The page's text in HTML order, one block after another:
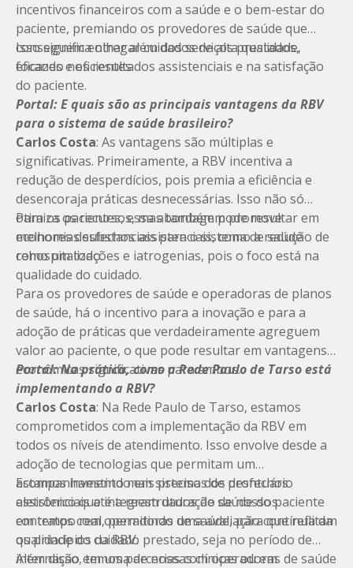
incentivos financeiros com a saúde e o bem-estar do
paciente, premiando os provedores de saúde que
conseguem entregar cuidados de alta qualidade,
eficazes e eficientes.
Isso significa olhar além dos serviços prestados,
focando nos resultados assistenciais e na satisfação
do paciente.
Portal: E quais são as principais vantagens da RBV
para o sistema de saúde brasileiro?
Carlos Costa: As vantagens são múltiplas e
significativas. Primeiramente, a RBV incentiva a
redução de desperdícios, pois premia a eficiência e
desencoraja práticas desnecessárias. Isso não só
otimiza os recursos, mas também pode resultar em
economias substanciais para o sistema de saúde
como um todo.
Para os pacientes, essa abordagem promove
melhores desfechos assistenciais, como a redução de
rehospitalizações e iatrogenias, pois o foco está na
qualidade do cuidado.
Para os provedores de saúde e operadoras de planos
de saúde, há o incentivo para a inovação e para a
adoção de práticas que verdadeiramente agreguem
valor ao paciente, o que pode resultar em vantagens
econômicas significativas para ambos.
Portal: Na prática, como a Rede Paulo de Tarso está
implementando a RBV?
Carlos Costa: Na Rede Paulo de Tarso, estamos
comprometidos com a implementação da RBV em
todos os níveis de atendimento. Isso envolve desde a
adoção de tecnologias que permitam um
acompanhamento mais preciso dos desfechos
assistenciais até a reestruturação de nossos
contratos com operadoras de saúde, para que reflitam
os princípios da RBV.
Estamos investindo em sistemas de prontuário
eletrônico que integram dados de saúde do paciente
em tempo real, permitindo uma avaliação contínua da
qualidade do cuidado prestado, seja no período de
internação em uma de nossas clínicas ou em
Além disso, temos parcerias com operadoras de saúde